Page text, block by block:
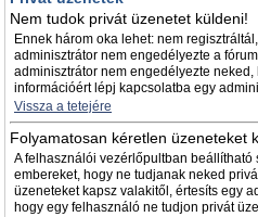
Nem tudok privát üzenetet küldeni!
Ennek három oka lehet: nem
adminisztrátor nem engedélyezte a
adminisztrátor nem engedélyezte
információért lépj kapcsolatba egy
Vissza a tetejére
Folyamatosan kéretlen üzeneteket
A felhasználói vezérlőpultban
embereket, hogy ne tudjanak neked
üzeneteket kapsz valakitől, értesíts egy
hogy egy felhasználó ne tudjon privát